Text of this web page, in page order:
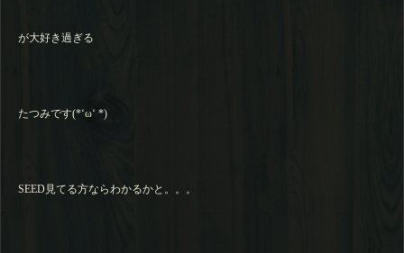
が大好き過ぎる
たつみです(*‘ω‘ *)
SEED見てる方ならわかるかと。。。